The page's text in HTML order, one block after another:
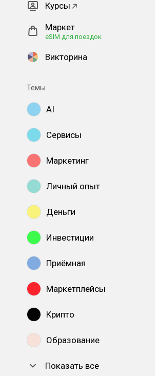
Курсы
Маркет
eSIM для поездок
Викторина
Темы
AI
Сервисы
Маркетинг
Личный опыт
Деньги
Инвестиции
Приёмная
Маркетплейсы
Крипто
Образование
Показать все